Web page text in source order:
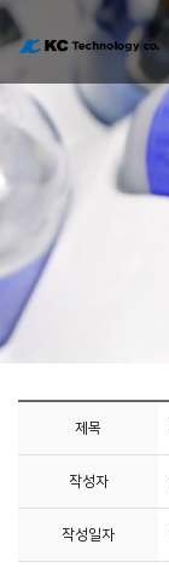
제목
작성자
작성일자
회
차